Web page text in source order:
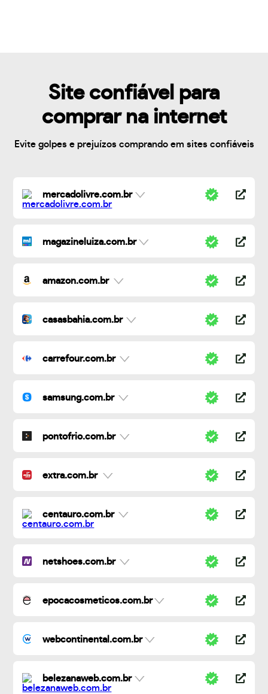
Site confiável para
comprar na internet
Evite golpes e prejuízos comprando em sites confiáveis
mercadolivre.com.br
magazineluiza.com.br
amazon.com.br
casasbahia.com.br
carrefour.com.br
samsung.com.br
pontofrio.com.br
extra.com.br
centauro.com.br
netshoes.com.br
epocacosmeticos.com.br
webcontinental.com.br
belezanaweb.com.br